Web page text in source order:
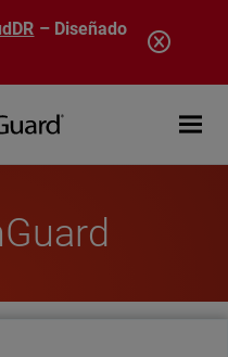
– Diseñado
Open